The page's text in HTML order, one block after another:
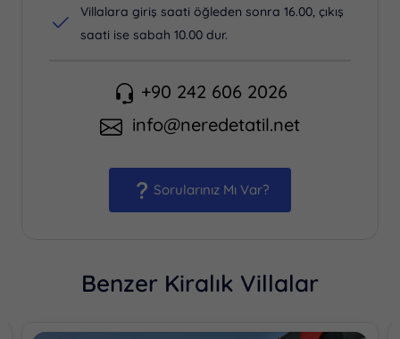
Villalara giriş saati öğleden sonra 16.00, çıkış
saati ise sabah 10.00 dur.
+90 242 606 2026
info@neredetatil.net
Sorularınız Mı Var?
Benzer Kiralık Villalar